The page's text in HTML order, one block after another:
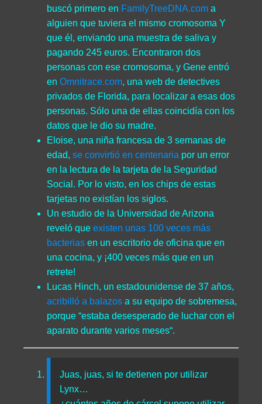
buscó primero en FamilyTreeDNA.com a
alguien que tuviera el mismo cromosoma Y
que él, enviando una muestra de saliva y
pagando 245 euros. Encontraron dos
personas con ese cromosoma, y Gene entró
en Omnitrace.com, una web de detectives
privados de Florida, para localizar a esas dos
personas. Sólo una de ellas coincidía con los
datos que le dio su madre.
Eloise, una niña francesa de 3 semanas de
edad, se convirtió en centenaria por un error
en la lectura de la tarjeta de la Seguridad
Social. Por lo visto, en los chips de estas
tarjetas no existían los siglos.
Un estudio de la Universidad de Arizona
reveló que existen unas 100 veces más
bacterias en un escritorio de oficina que en
una cocina, y ¡400 veces más que en un
retrete!
Lucas Hinch, un estadounidense de 37 años,
acribilló a balazos a su equipo de sobremesa,
porque “estaba desesperado de luchar con el
aparato durante varios meses“.
Juas, juas, si te detienen por utilizar
Lynx…